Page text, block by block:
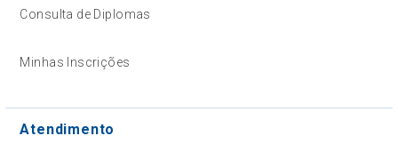
Consulta de Diplomas
Minhas Inscrições
Atendimento